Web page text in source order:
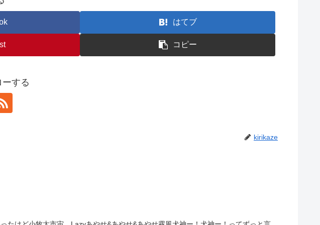
はてブ
コピー
する
kirikaze